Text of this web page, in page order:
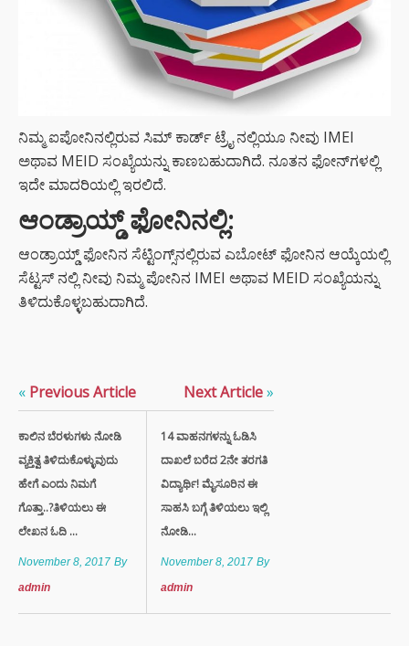
ನಿಮ್ಮ ಐಪೋನಿನಲ್ಲಿರುವ ಸಿಮ್‌ ಕಾರ್ಡ್ ಟ್ರೈ ನಲ್ಲಿಯೂ ನೀವು IMEI
ಅಥಾವ MEID ಸಂಖ್ಯೆಯನ್ನು ಕಾಣಬಹುದಾಗಿದೆ. ನೂತನ ಫೋನ್‌ಗಳಲ್ಲಿ
ಇದೇ ಮಾದರಿಯಲ್ಲಿ ಇರಲಿದೆ.
ಆಂಡ್ರಾಯ್ಡ್ ಫೋನಿನಲ್ಲಿ:
ಆಂಡ್ರಾಯ್ಡ್ ಫೋನಿನ ಸೆಟ್ಟಿಂಗ್ಸ್‌ನಲ್ಲಿರುವ ಎಬೋಟ್ ಫೋನಿನ ಆಯ್ಕೆಯಲ್ಲಿ
ಸೆಟ್ಟಸ್ ನಲ್ಲಿ ನೀವು ನಿಮ್ಮ ಪೋನಿನ IMEI ಅಥಾವ MEID ಸಂಖ್ಯೆಯನ್ನು
ತಿಳಿದುಕೊಳ್ಳಬಹುದಾಗಿದೆ.
« Previous Article
ಕಾಲಿನ ಬೆರಳುಗಳು ನೋಡಿ
ವ್ಯಕ್ತಿತ್ವ ತಿಳಿದುಕೊಳ್ಳುವುದು
ಹೇಗೆ ಎಂದು ನಿಮಗೆ
ಗೊತ್ತಾ..?ತಿಳಿಯಲು ಈ
ಲೇಖನ ಓದಿ ...
November 8, 2017 By
admin
Next Article»
14 ವಾಹನಗಳನ್ನು ಓಡಿಸಿ
ದಾಖಲೆ ಬರೆದ 2ನೇ ತರಗತಿ
ವಿದ್ಯಾರ್ಥಿ! ಮೈಸೂರಿನ ಈ
ಸಾಹಸಿ ಬಗ್ಗೆ ತಿಳಿಯಲು ಇಲ್ಲಿ
ನೋಡಿ…
November 8, 2017 By
admin